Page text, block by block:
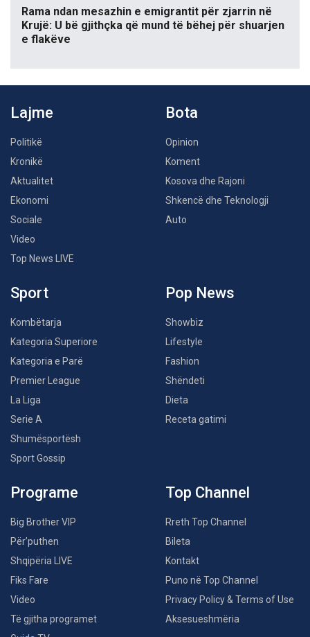
Rama ndan mesazhin e emigrantit për zjarrin në
Krujë: U bë gjithçka që mund të bëhej për shuarjen
e flakëve
Lajme
Politikë
Kronikë
Aktualitet
Ekonomi
Sociale
Video
Top News LIVE
Bota
Opinion
Koment
Kosova dhe Rajoni
Shkencë dhe Teknologji
Auto
Sport
Kombëtarja
Kategoria Superiore
Kategoria e Parë
Premier League
La Liga
Serie A
Shumësportësh
Sport Gossip
Pop News
Showbiz
Lifestyle
Fashion
Shëndeti
Dieta
Receta gatimi
Programe
Big Brother VIP
Për’puthen
Shqipëria LIVE
Fiks Fare
Video
Të gjitha programet
Top Channel
Rreth Top Channel
Bileta
Kontakt
Puno në Top Channel
Privacy Policy & Terms of Use
Aksesueshmëria